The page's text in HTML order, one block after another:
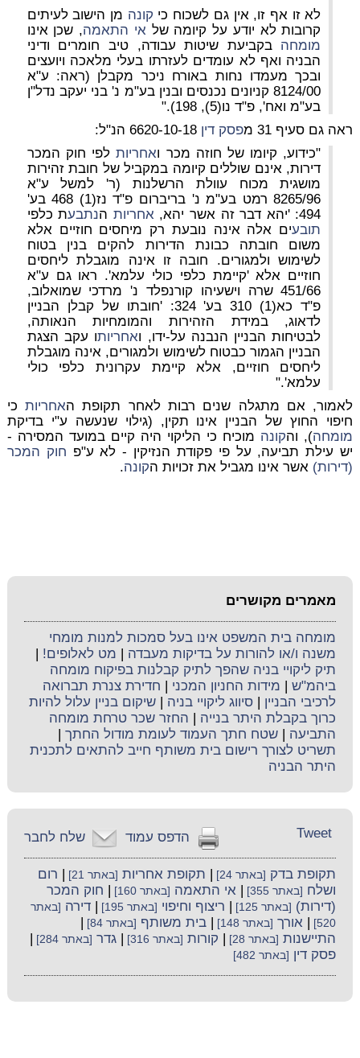
לא זו אף זו, אין גם לשכוח כי קונה מן הישוב לעיתים
קרובות לא יודע על קיומה של אי התאמה, שכן אינו
מומחה בקביעת שיטות עבודה, טיב חומרים ודיני
הבניה ואף לא עומדים לעזרתו בעלי מלאכה ויועצים
ובכך מעמדו נחות באורח ניכר מקבלן (ראה: ע"א
8124/00 קניונים נכנסים ובנין בע"מ נ' בני יעקב נדל"ן
בע"מ ואח', פ"ד נו(5), 198)."
ראה גם סעיף 31 מ
פסק דין
"כידוע, קיומו של חוזה מכר ואחריותלפי חוק המכר
דירות, אינם שוללים קיומה במקביל של חובת זהירות
מושגית מכוח עוולת הרשלנות (ר' למשל ע"א
8265/96 רמט בע"מ נ' בריברום פ"ד נז(1) 468 בע'
494: 'יהא דבר זה אשר יהא,
אחריות הנתבעת כלפי
תובעים אלה אינה נובעת רק מיחסים חוזיים אלא
משום חובתה כבונת הדירות להקים בנין בטוח
לשימוש ולמגורים. חובה זו אינה מוגבלת ליחסים
חוזיים אלא 'קיימת כלפי כולי עלמא'. ראו גם ע"א
451/66 שרה וישעיהו קורנפלד נ' מרדכי שמואלוב,
פ"ד כא(1) 310 בע' 324: 'חובתו של קבלן הבניין
לדאוג, במידת הזהירות והמומחיות הנאותה,
לבטיחות הבניין הנבנה על-ידו, ואחריותו עקב הצגת
הבניין הגמור כבטוח לשימוש ולמגורים, אינה מוגבלת
ליחסים חוזיים, אלא קיימת עקרונית כלפי כולי
עלמא'."
לאמור, אם מתגלה שנים רבות לאחר תקופת האחריותכי
חיפוי החוץ של הבניין אינו תקין, (גילוי שנעשה ע"י בדיקת
מומחה), והקונה מוכיח כי הליקוי היה קיים במועד המסירה -
יש עילת תביעה, על פי פקודת הנזיקין - לא ע"פ חוק המכר
(דירות) אשר אינו מגביל את זכויות הקונה.
מאמרים מקושרים
מומחה בית המשפט אינו בעל סמכות למנות מומחי
משנה ו/או להורות על בדיקות מעבדה
מט לאלופים!
תיק ליקויי בניה שהפך לתיק קבלנות בפיקוח מומחה
ביהמ"ש
מידות החניון המכני
חדירת צנרת תברואה
לרכיבי הבניין |סיווג ליקויי בניה |שיקום בניין עלול להיות
כרוך בקבלת היתר בנייה
החזר שכר טרחת מומחה
התביעה |שטח חתך העמוד לעומת מודול החתך
תשריט לצורך רישום בית משותף חייב להתאים לתכנית
היתר הבניה
שלח לחבר הדפס עמוד Tweet
תקופת בדק [באתר 24] תקופת אחריות [באתר 21]
רום
ושלח [באתר 355] |אי התאמה [באתר 160]
חוק המכר
(דירות) [באתר 125] ריצוף וחיפוי [באתר 195] |דירה [באתר
520]
|אורך [באתר 148] |בית משותף [באתר 84]
התיישנות [באתר 28] קורות [באתר 316] |גדר [באתר 284]
פסק דין [באתר 482]